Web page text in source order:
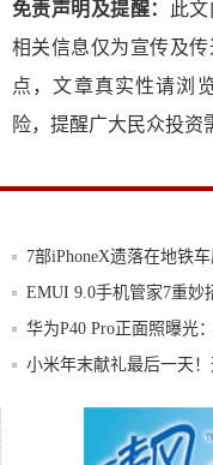
免责声明及提醒：
此
相关信息仅为宣传及
点，文章真实性请浏
险，提醒广大民众投资
7部iPhoneX遗落在地铁
EMUI 9.0手机管家7重妙
华为P40 Pro正面照曝光
小米年末献礼最后一天
“周芷若”周海媚真会穿